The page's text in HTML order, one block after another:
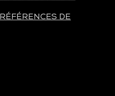
DE